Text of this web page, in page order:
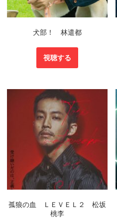
犬部！ 林遣都
視聴する
孤狼の血 ＬＥＶＥＬ２ 松坂
桃李